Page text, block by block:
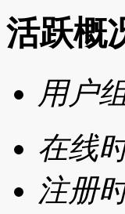
活跃概
用户
在线
注册